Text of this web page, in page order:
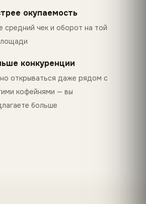
окупаемость
средний чек и оборот на той
конкуренции
открываться даже рядом с
кофейнями — вы
больше